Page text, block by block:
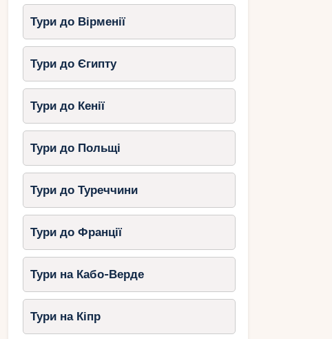
Тури до Вірменії
Тури до Єгипту
Тури до Кенії
Тури до Польщі
Тури до Туреччини
Тури до Франції
Тури на Кабо-Верде
Тури на Кіпр